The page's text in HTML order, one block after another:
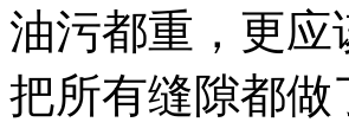
油污都重，更
把所有缝隙都